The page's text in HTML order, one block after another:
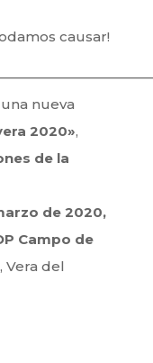
causar!
nueva
2020»,
de la
de 2020,
Campo de
, Vera del